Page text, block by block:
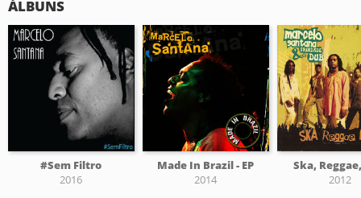
ÁLBUNS
#Sem Filtro
2016
Made In Brazil - EP
2014
Ska,
2012